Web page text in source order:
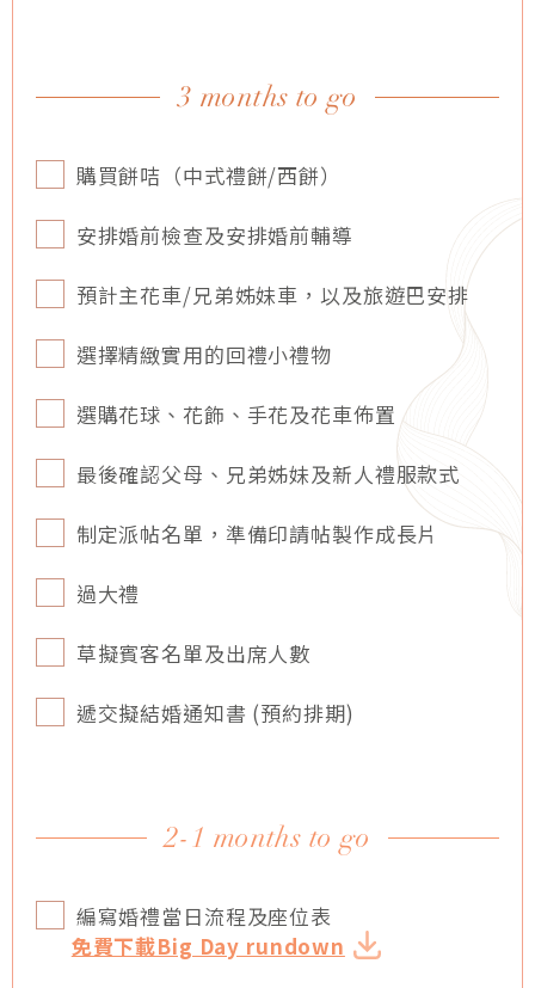
3 months to go
購買餅咭（中式禮餅/西餅）
安排婚前檢查及安排婚前輔導
預計主花車/兄弟姊妹車，以及旅遊巴安排
選擇精緻實用的回禮小禮物
選購花球、花飾、手花及花車佈置
最後確認父母、兄弟姊妹及新人禮服款式
制定派帖名單，準備印請帖製作成長片
過大禮
草擬賓客名單及出席人數
遞交擬結婚通知書 (預約排期)
2-1 months to go
編寫婚禮當日流程及座位表
免費下載Big Day rundown